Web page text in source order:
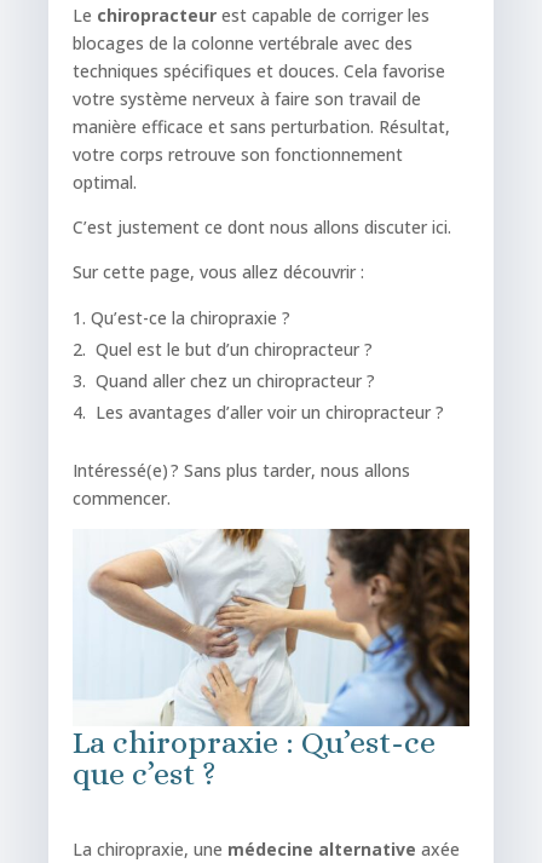
Le chiropracteur est capable de corriger les
blocages de la colonne vertébrale avec des
techniques spécifiques et douces. Cela favorise
votre système nerveux à faire son travail de
manière efficace et sans perturbation. Résultat,
votre corps retrouve son fonctionnement
optimal.
C’est justement ce dont nous allons discuter ici.
Sur cette page, vous allez découvrir :
Qu’est-ce la chiropraxie ?
Quel est le but d’un chiropracteur ?
Quand aller chez un chiropracteur ?
Les avantages d’aller voir un chiropracteur ?
Intéressé(e) ? Sans plus tarder, nous allons
commencer.
La chiropraxie : Qu’est-ce
que c’est ?
La chiropraxie, une médecine alternative axée